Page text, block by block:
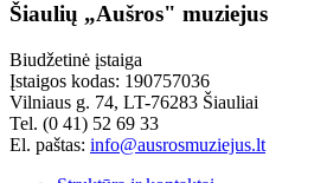
Šiaulių „Aušros" muziejus
Biudžetinė įstaiga
Įstaigos kodas: 190757036
Vilniaus g. 74, LT-76283 Šiauliai
Tel. (0 41) 52 69 33
El. paštas: info@ausrosmuziejus.lt